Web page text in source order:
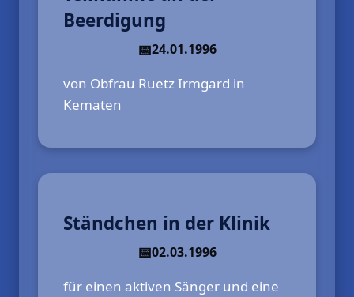
Beerdigung
24.01.1996
von Obfrau Ruetz Irmgard in
Kematen
Ständchen in der Klinik
02.03.1996
für einen aktiven Sänger und eine